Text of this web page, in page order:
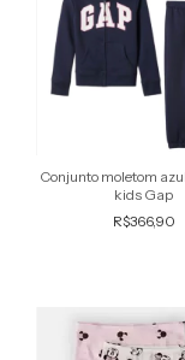
Conjunto moletom
kids Gap
R$366,90